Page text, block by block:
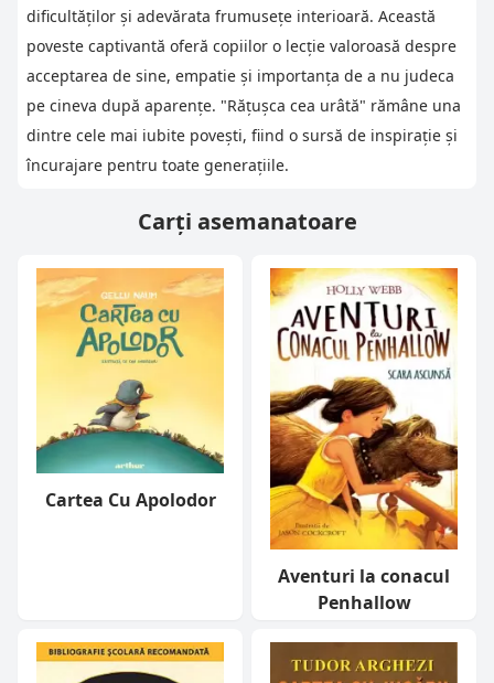
dificultăților și adevărata frumusețe interioară. Această
poveste captivantă oferă copiilor o lecție valoroasă despre
acceptarea de sine, empatie și importanța de a nu judeca
pe cineva după aparențe. "Rățușca cea urâtă" rămâne una
dintre cele mai iubite povești, fiind o sursă de inspirație și
încurajare pentru toate generațiile.
Carți asemanatoare
Cartea Cu Apolodor
Aventuri la conacul
Penhallow